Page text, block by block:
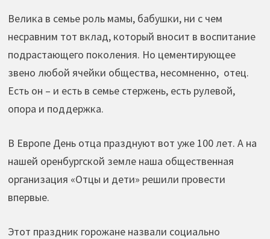
Велика в семье роль мамы, бабушки, ни с чем
несравним тот вклад, который вносит в воспитание
подрастающего поколения. Но цементирующее
звено любой ячейки общества, несомненно, отец.
Есть он – и есть в семье стержень, есть рулевой,
опора и поддержка.
В Европе День отца празднуют вот уже 100 лет. А на
нашей оренбургской земле наша общественная
организация «Отцы и дети» решили провести
впервые.
Этот праздник горожане назвали социально